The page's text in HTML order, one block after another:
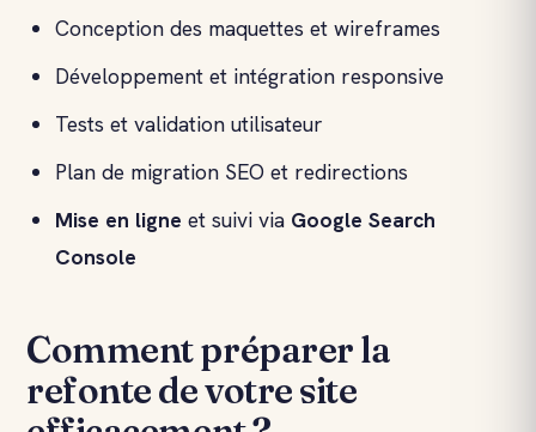
Conception des maquettes et wireframes
Développement et intégration responsive
Tests et validation utilisateur
Plan de migration SEO et redirections
Mise en ligne et suivi via Google Search
Console
Comment préparer la
refonte de votre site